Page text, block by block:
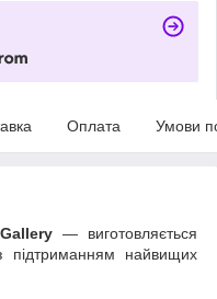
Оплата Умови
— виготовляється
підтриманням найвищих